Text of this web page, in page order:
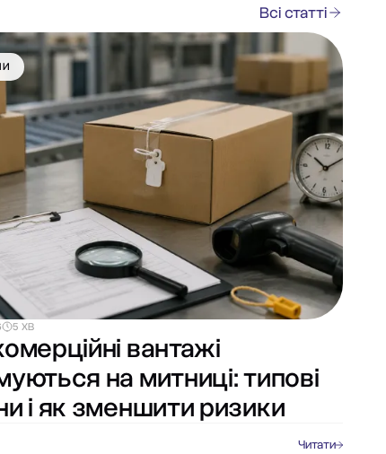
Всі статті
5 ХВ
вантажі
на митниці: типові
і як зменшити ризики
Читати